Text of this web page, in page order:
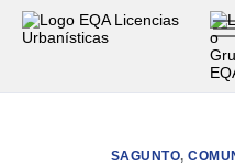
Servicios
SAGUNTO,